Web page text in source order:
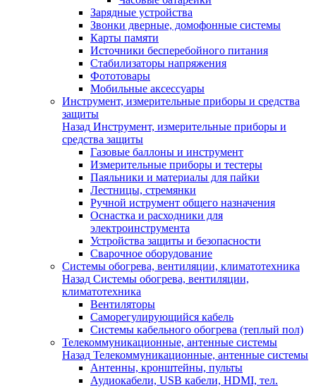
Зарядные устройства
Звонки дверные, домофонные системы
Карты памяти
Источники бесперебойного питания
Стабилизаторы напряжения
Фототовары
Мобильные аксессуары
Инструмент, измерительные приборы и средства
защиты
Назад Инструмент, измерительные приборы и
средства защиты
Газовые баллоны и инструмент
Измерительные приборы и тестеры
Паяльники и материалы для пайки
Лестницы, стремянки
Ручной иструмент общего назначения
Оснастка и расходники для
электроинструмента
Устройства защиты и безопасности
Сварочное оборудование
Системы обогрева, вентиляции, климатотехника
Назад Системы обогрева, вентиляции,
климатотехника
Вентиляторы
Саморегулирующийся кабель
Системы кабельного обогрева (теплый пол)
Телекоммуникационные, антенные системы
Назад Телекоммуникационные, антенные системы
Антенны, кронштейны, пульты
Аудиокабели, USB кабели, HDMI, тел.